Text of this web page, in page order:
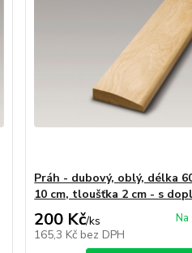
Práh - dubový, oblý, délka
10 cm, tloušťka 2 cm - s
200 Kč/ks
165,3 Kč bez DPH
Na